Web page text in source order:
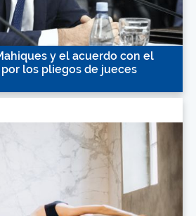
y el acuerdo con el
los pliegos de jueces